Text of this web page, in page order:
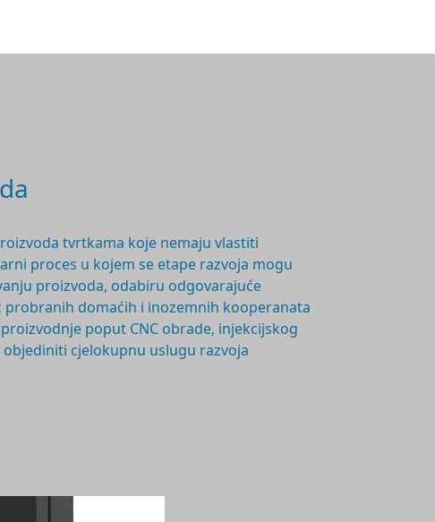
tvrtkama koje nemaju vlastiti
proces u kojem se etape razvoja mogu
proizvoda, odabiru odgovarajuće
domaćih i inozemnih kooperanata
poput CNC obrade, injekcijskog
cjelokupnu uslugu razvoja